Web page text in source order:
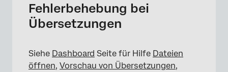
Fehlerbehebung bei
Übersetzungen
Siehe Dashboard Seite für Hilfe Dateien
öffnen, Vorschau von Übersetzungen,